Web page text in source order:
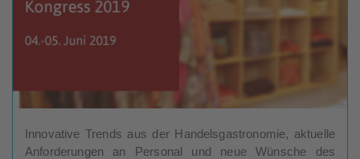
Innovative Trends aus der Handelsgastronomie, aktuelle
Anforderungen an Personal und neue Wünsche des